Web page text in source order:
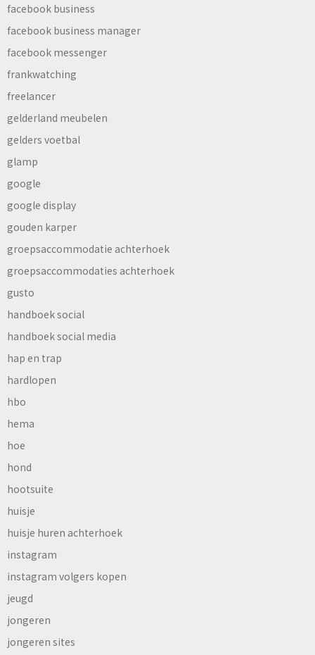
facebook business
facebook business manager
facebook messenger
frankwatching
freelancer
gelderland meubelen
gelders voetbal
glamp
google
google display
gouden karper
groepsaccommodatie achterhoek
groepsaccommodaties achterhoek
gusto
handboek social
handboek social media
hap en trap
hardlopen
hbo
hema
hoe
hond
hootsuite
huisje
huisje huren achterhoek
instagram
instagram volgers kopen
jeugd
jongeren
jongeren sites